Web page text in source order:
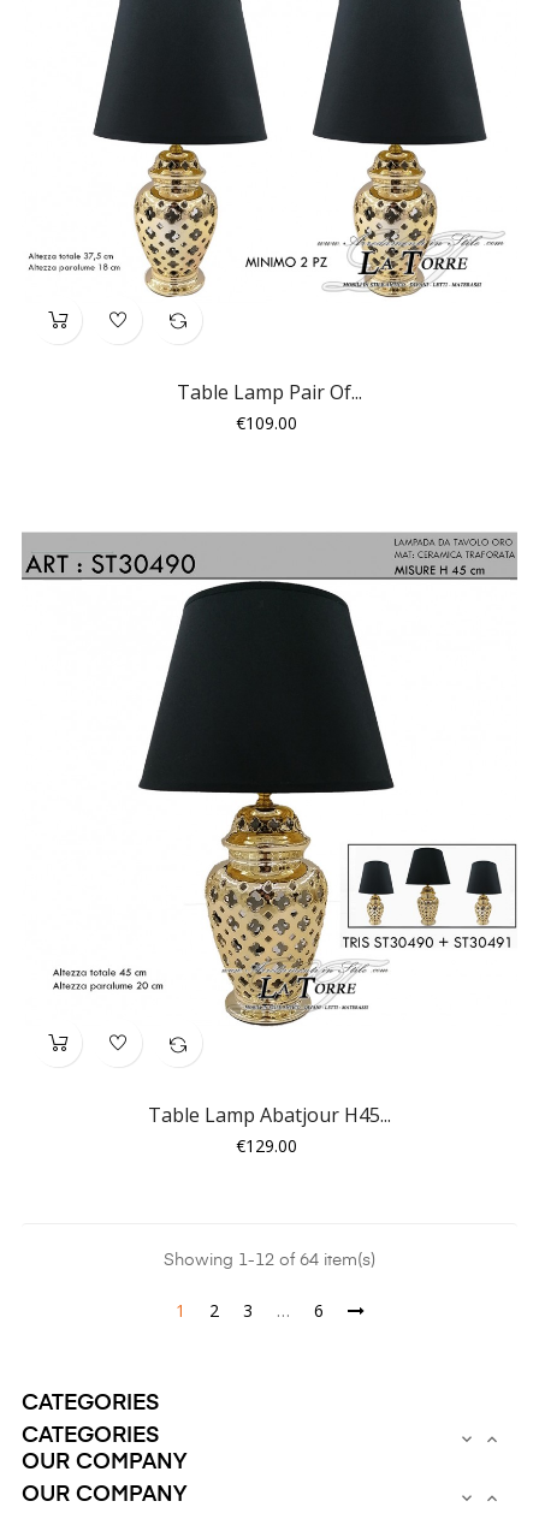
Table Lamp Pair Of...
Price
€109.00
Table Lamp Abatjour H45...
Price
€129.00
Showing 1-12 of 64 item(s)
1 2 3 … 6
CATEGORIES
CATEGORIES
 
OUR COMPANY
OUR COMPANY
 